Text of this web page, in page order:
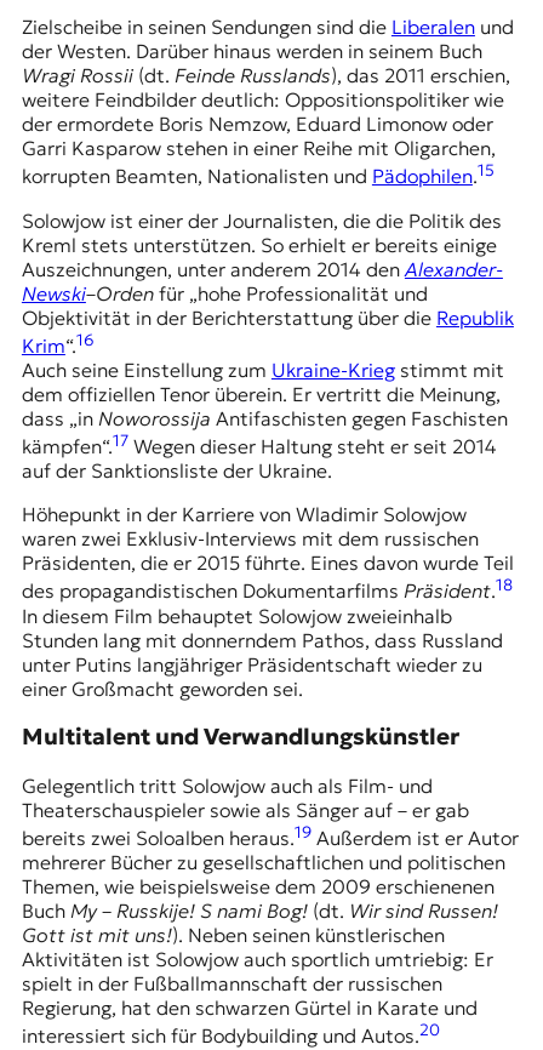
Zielscheibe in seinen Sendungen sind die Liberalenund
der Westen. Darüber hinaus werden in seinem Buch
Wragi Rossii(dt. Feinde Russlands), das 2011 erschien,
weitere Feindbilder deutlich: Oppositionspolitiker wie
der ermordete Boris Nemzow, Eduard Limonow oder
Garri Kasparow stehen in einer Reihe mit Oligarchen,
korrupten Beamten, Nationalisten und Pädophilen.15
Solowjow ist einer der Journalisten, die die Politik des
Kreml stets unterstützen. So erhielt er bereits einige
Auszeichnungen, unter anderem 2014 den Alexander-
Newski–Orden für „hohe Professionalität und
Objektivität in der Berichterstattung über die Republik
Krim“.16
Auch seine Einstellung zum Ukraine-Kriegstimmt mit
dem offiziellen Tenor überein. Er vertritt die Meinung,
dass „in Noworossija Antifaschisten gegen Faschisten
kämpfen“.17 Wegen dieser Haltung steht er seit 2014
auf der Sanktionsliste der Ukraine.
Höhepunkt in der Karriere von Wladimir Solowjow
waren zwei Exklusiv-Interviews mit dem russischen
Präsidenten, die er 2015 führte. Eines davon wurde Teil
des propagandistischen Dokumentarfilms Präsident.18
In diesem Film behauptet Solowjow zweieinhalb
Stunden lang mit donnerndem Pathos, dass Russland
unter Putins langjähriger Präsidentschaft wieder zu
einer Großmacht geworden sei.
Multitalent und Verwandlungskünstler
Gelegentlich tritt Solowjow auch als Film- und
Theaterschauspieler sowie als Sänger auf – er gab
bereits zwei Soloalben heraus.19Außerdem ist er Autor
mehrerer Bücher zu gesellschaftlichen und politischen
Themen, wie beispielsweise dem 2009 erschienenen
Buch My – Russkije! S nami Bog!(dt. Wir sind Russen!
Gott ist mit uns!). Neben seinen künstlerischen
Aktivitäten ist Solowjow auch sportlich umtriebig: Er
spielt in der Fußballmannschaft der russischen
Regierung, hat den schwarzen Gürtel in Karate und
interessiert sich für Bodybuilding und Autos.20